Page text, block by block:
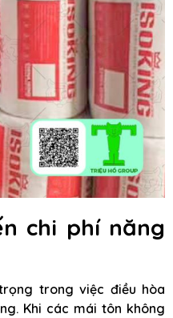
chi phí năng
trong việc điều hòa
Khi các mái tôn không